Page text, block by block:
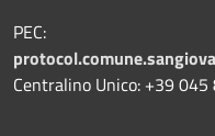
PEC:
Centralino Unico: +39